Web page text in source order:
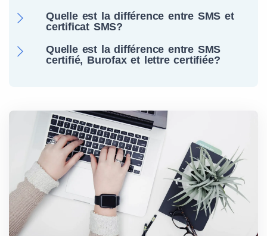
Quelle est la différence entre SMS et
certificat SMS?
Quelle est la différence entre SMS
certifié, Burofax et lettre certifiée?